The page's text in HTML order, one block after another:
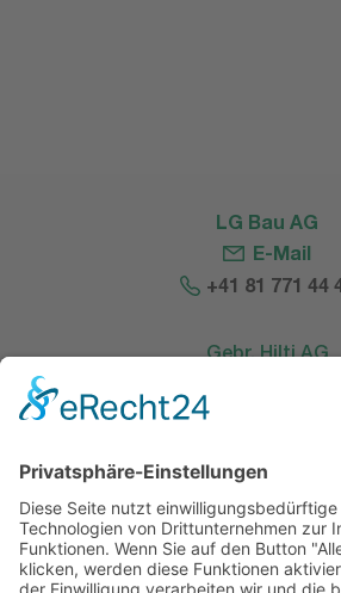
LG Bau AG
E-Mail
+41 81 771 44
Gebr. Hilti AG
Kies- und
E-Mail
+423 232 64